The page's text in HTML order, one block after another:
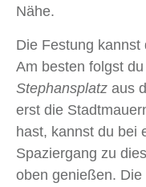
Nähe.
Die Festung
Am besten folgst
Stephansplatz aus
erst die
hast, kannst du bei
Spaziergang zu
oben genießen.